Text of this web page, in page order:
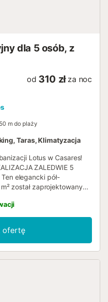
dla 5 osób, z
od 310 zł za noc
m do plaży
Taras, Klimatyzacja
Lotus w Casares!
ZALEDWIE 5
elegancki pół-
został zaprojektowany
będziesz cieszyć się
w budynku o
cechy: - Taras od
morze - Główna
na taras i prywatną
ofertę